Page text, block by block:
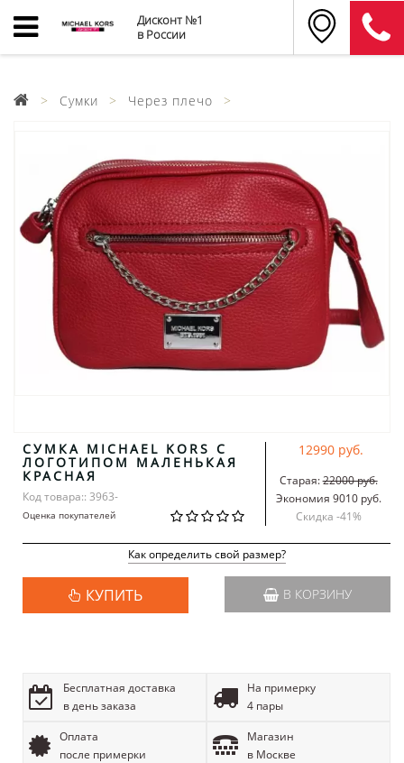
Дисконт №1
в России
Сумки Через плечо
СУМКА MICHAEL KORS С
ЛОГОТИПОМ МАЛЕНЬКАЯ
КРАСНАЯ
Код товара:: 3963-
Оценка покупателей
12990 руб.
Старая:22000 руб.
Экономия 9010 руб.
Скидка -41%
Как определить свой размер?
КУПИТЬ В КОРЗИНУ
Бесплатная доставка
в день заказа
На примерку
4 пары
Оплата
после примерки
Магазин
в Москве